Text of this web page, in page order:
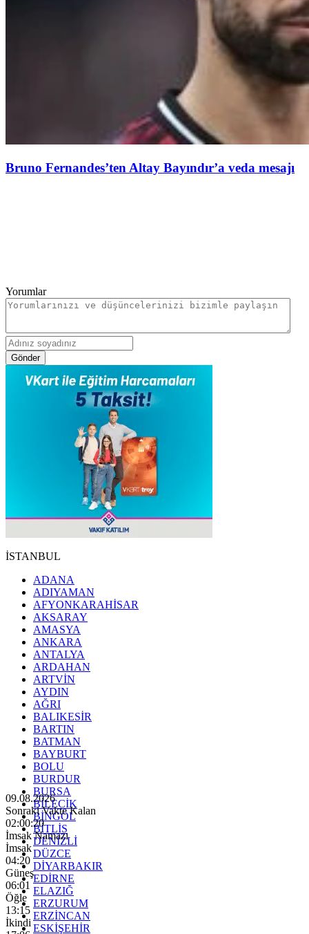
Bruno Fernandes’ten Altay Bayındır’a veda mesajı
Yorumlar
Gönder
İSTANBUL
ADANA
ADIYAMAN
AFYONKARAHİSAR
AKSARAY
AMASYA
ANKARA
ANTALYA
ARDAHAN
ARTVİN
AYDIN
AĞRI
BALIKESİR
BARTIN
BATMAN
BAYBURT
BOLU
BURDUR
BURSA
BİLECİK
BİNGÖL
BİTLİS
DENİZLİ
DÜZCE
DİYARBAKIR
EDİRNE
ELAZIĞ
ERZURUM
ERZİNCAN
ESKİŞEHİR
09.08.2026
Sonraki Vakte Kalan
02:00:18
İmsak Namazı
İmsak
04:20
Güneş
06:01
Öğle
13:15
İkindi